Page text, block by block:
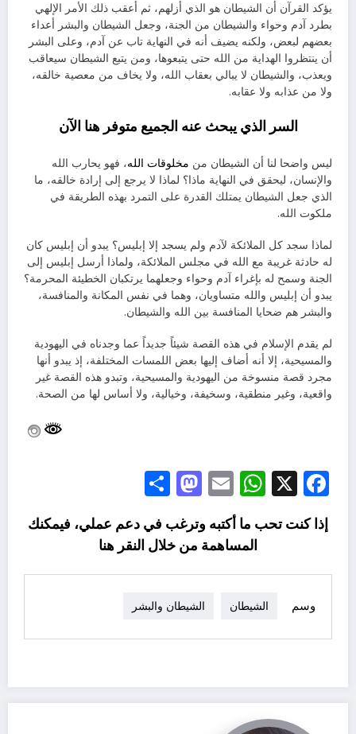
يؤكد القرآن أن الشيطان هو الذي أزلهم، ثم أعقب ذلك الأمر الإلهي
بطرد آدم وحواء والشيطان من الجنة، وجعل الشيطان والبشر أعداء
بعضهم لبعض، ولكنه يضيف أنه في النهاية تاب عن آدم، وعلى البشر
أن ينتظروا الهداية من الله حتى يتبعوها، ومن يتبع الشيطان سيعاقب
ويعذب، والشيطان لا يبالي بعقاب الله، ولا يخاف من معصية خالقه،
ولا من عذابه ولا عقابه.
السر الذي يبحث عنه الجميع متوفر هنا الآن
ليس واضحا لنا أن الشيطان من مخلوقات الله، فهو يحارب الله
والإنسان، ليحقق في النهاية ماذا؟ لماذا لا يرجع إلى إرادة خالقه، ما
الذي جعل الشيطان يمتلك القدرة على التمرد بهذه الطريقة في
ملكوت الله.
لماذا سجد كل الملائكة لآدم ولم يسجد إلا إبليس؟ يبدو أن إبليس كان
له حادثة غريبة مع الله في مجلس الملائكة، ولماذا أرسل إبليس إلى
الجنة وسمح له بإغراء آدم وحواء وجعلهما يرتكبان الخطيئة المحرمة؟
يبدو أن إبليس والله متساويان، وهما في نفس المكانة والمنافسة،
والبشر هم ضحايا المنافسة بين الله والشيطان.
لم يقدم الإسلام في هذه القصة شيئاً جديداً عما وجدناه في اليهودية
والمسيحية، إلا أنه أضاف إليها بعض اللمسات المختلفة، إذ يبدو أنها
مجرد قصة منسوخة من اليهودية والمسيحية، وتبدو هذه القصة غير
واقعية، وغير منطقية، وسخيفة، وخيالية، ولا أساس لها من الصحة.
Facebook
X
WhatsApp
Email
Mastodon
إذا كنت تحب ما أكتبه وترغب في دعم عملي، فيمكنك
المساهمة من خلال النقر هنا
وسم الشيطان الشيطان والبشر